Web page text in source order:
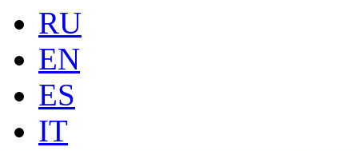
RU
EN
ES
IT